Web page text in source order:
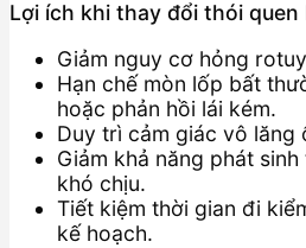
Lợi ích khi thay đổi thói quen
Giảm nguy cơ hỏng
Hạn chế mòn lốp bất
hoặc phản hồi lái kém.
Duy trì cảm giác vô lăng
Giảm khả năng phát
khó chịu.
Tiết kiệm thời gian đi
kế hoạch.